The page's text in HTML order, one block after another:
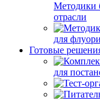
Методики
отрасли
для
Готовые
для